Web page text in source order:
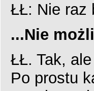
ŁŁ: Nie raz
...Nie
ŁŁ. Tak,
Po prostu